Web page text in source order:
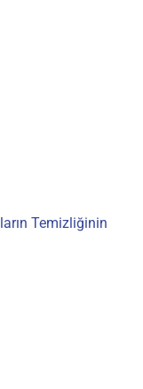
Temizliğinin